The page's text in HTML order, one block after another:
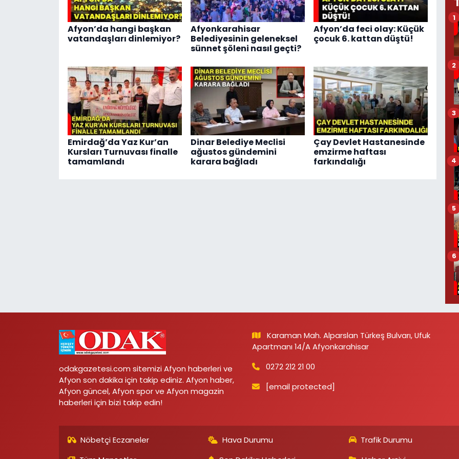
Afyon’da hangi başkan
vatandaşları dinlemiyor?
Afyonkarahisar
Belediyesinin geleneksel
sünnet şöleni nasıl geçti?
Afyon’da feci olay: Küçük
çocuk 6. kattan düştü!
Emirdağ’da Yaz Kur’an
Kursları Turnuvası finalle
tamamlandı
Dinar Belediye Meclisi
ağustos gündemini
karara bağladı
Çay Devlet Hastanesinde
emzirme haftası
farkındalığı
1
2
3
4
5
6
odakgazetesi.com sitemizi Afyon haberleri ve
Afyon son dakika için takip ediniz. Afyon haber,
Afyon güncel, Afyon spor ve Afyon magazin
haberleri için bizi takip edin!
Karaman Mah. Alparslan Türkeş Bulvarı, Ufuk
Apartmanı 14/A Afyonkarahisar
0272 212 21 00
[email protected]
Nöbetçi Eczaneler Hava Durumu Trafik Durumu